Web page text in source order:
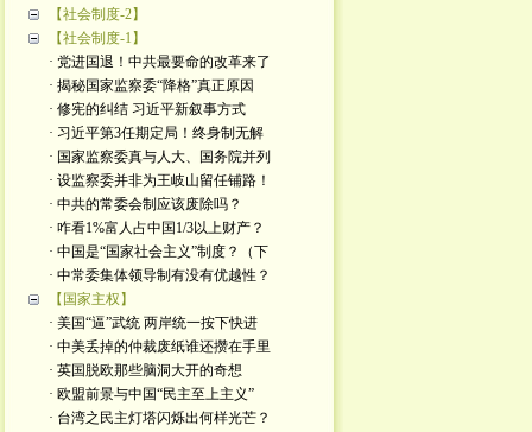
【社会制度-2】
【社会制度-1】
· 党进国退！中共最要命的改革来了
· 揭秘国家监察委“降格”真正原因
· 修宪的纠结 习近平新叙事方式
· 习近平第3任期定局！终身制无解
· 国家监察委真与人大、国务院并列
· 设监察委并非为王岐山留任铺路！
· 中共的常委会制应该废除吗？
· 咋看1%富人占中国1/3以上财产？
· 中国是“国家社会主义”制度？（下
· 中常委集体领导制有没有优越性？
【国家主权】
· 美国“逼”武统 两岸统一按下快进
· 中美丢掉的仲裁废纸谁还攒在手里
· 英国脱欧那些脑洞大开的奇想
· 欧盟前景与中国“民主至上主义”
· 台湾之民主灯塔闪烁出何样光芒？